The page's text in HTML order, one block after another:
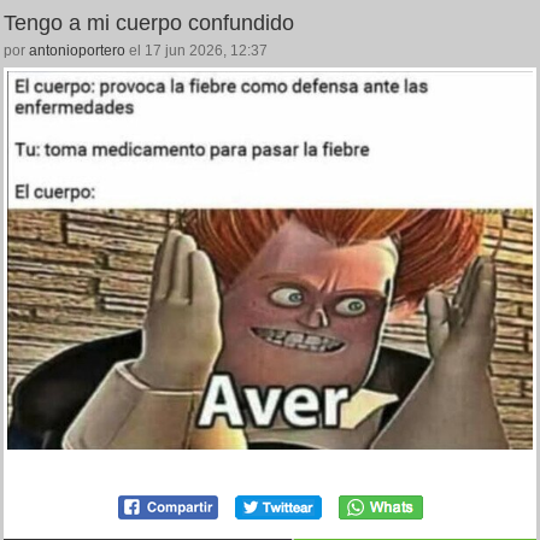
Tengo a mi cuerpo confundido
por antonioportero el 17 jun 2026, 12:37